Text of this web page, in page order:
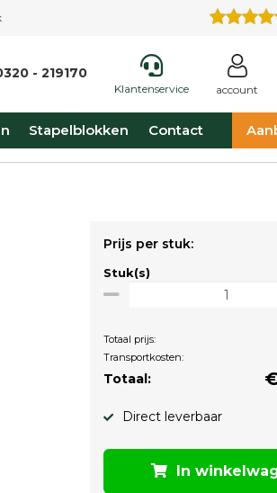
- 219170
Klantenservice account
Stapelblokken Contact
Prijs per stuk:
Stuk(s)
Totaal prijs:
Transportkosten:
Totaal:
Direct leverbaar
In